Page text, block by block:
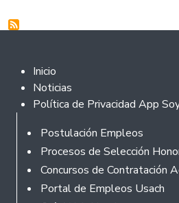
Footer 2
Inicio
Noticias
Política de Privacidad App
Rodapé
Postulación Empleos
Procesos de Selección
Concursos de Contratación
Portal de Empleos Usach